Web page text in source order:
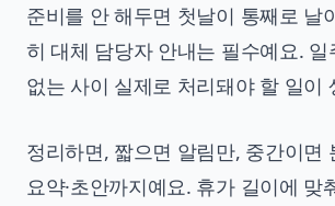
준비를 안 해두면 첫날이 통째로 날
히 대체 담당자 안내는 필수예요.
없는 사이 실제로 처리돼야 할 일이
정리하면, 짧으면 알림만, 중간이면
요약·초안까지예요. 휴가 길이에 맞